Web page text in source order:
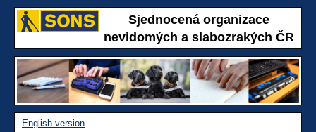
Sjednocená organizace
nevidomých a slabozrakých ČR
English version